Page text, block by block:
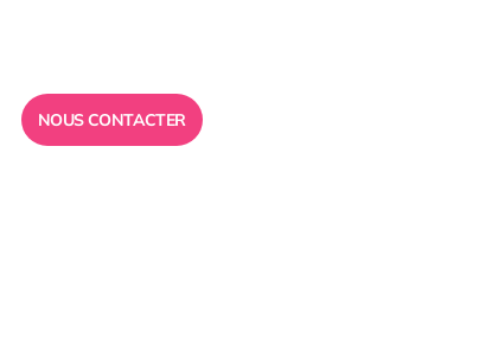
NOUS CONTACTER